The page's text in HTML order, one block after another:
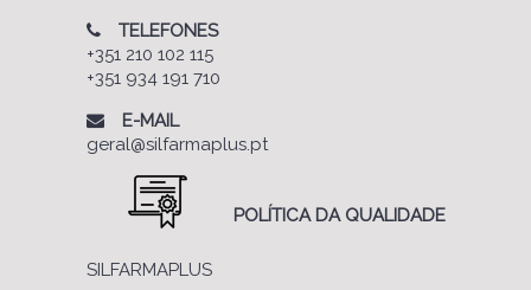
TELEFONES
+351 210 102 115
+351 934 191 710
E-MAIL
geral@silfarmaplus.pt
POLÍTICA DA QUALIDADE
SILFARMAPLUS